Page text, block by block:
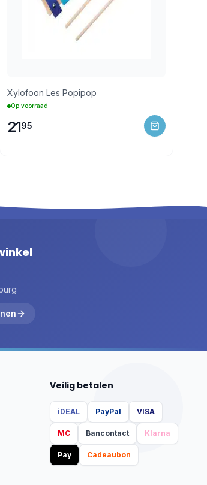
Xylofoon Les Popipop
Op voorraad
2195
Veilig betalen
iDEAL PayPal VISA
MC Bancontact Klarna
Pay Cadeaubon